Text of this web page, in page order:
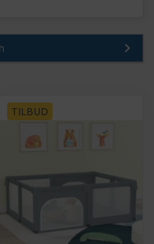
TILBUD